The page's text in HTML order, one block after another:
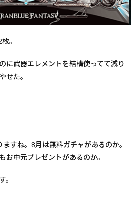
。
に武器エレメントを結構使ってて減り
せた。
すね。8月は無料ガチャがあるのか。
お中元プレゼントがあるのか。
。